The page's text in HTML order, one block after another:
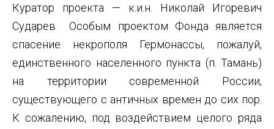
Куратор проекта — к.и.н. Николай Игоревич
Сударев Особым проектом Фонда является
спасение некрополя Гермонассы, пожалуй,
единственного населенного пункта (п. Тамань)
на территории современной России,
существующего с античных времен до сих пор.
К сожалению, под воздействием целого ряда